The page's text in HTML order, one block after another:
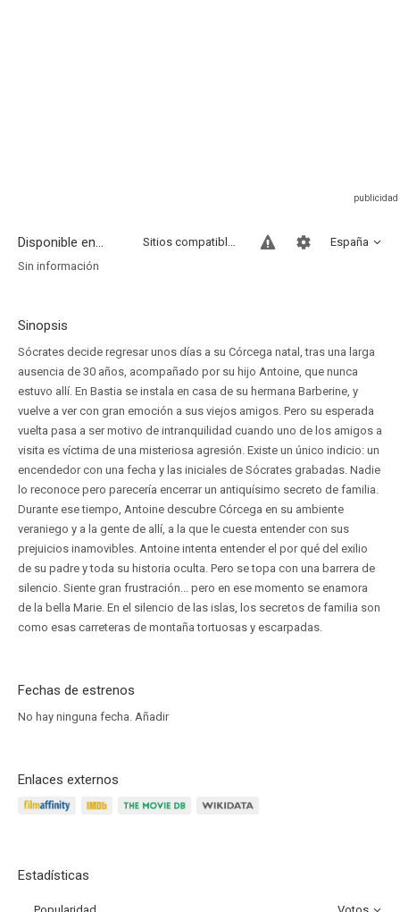
Disponible en... España
Sitios compatibles
Sin información
Sinopsis
Sócrates decide regresar unos días a su Córcega natal, tras una larga
ausencia de 30 años, acompañado por su hijo Antoine, que nunca
estuvo allí. En Bastia se instala en casa de su hermana Barberine, y
vuelve a ver con gran emoción a sus viejos amigos. Pero su esperada
vuelta pasa a ser motivo de intranquilidad cuando uno de los amigos a
visita es víctima de una misteriosa agresión. Existe un único indicio: un
encendedor con una fecha y las iniciales de Sócrates grabadas. Nadie
lo reconoce pero parecería encerrar un antiquísimo secreto de familia.
Durante ese tiempo, Antoine descubre Córcega en su ambiente
veraniego y a la gente de allí, a la que le cuesta entender con sus
prejuicios inamovibles. Antoine intenta entender el por qué del exilio
de su padre y toda su historia oculta. Pero se topa con una barrera de
silencio. Siente gran frustración... pero en ese momento se enamora
de la bella Marie. En el silencio de las islas, los secretos de familia son
como esas carreteras de montaña tortuosas y escarpadas.
Fechas de estrenos
No hay ninguna fecha. Añadir
Enlaces externos
Estadísticas